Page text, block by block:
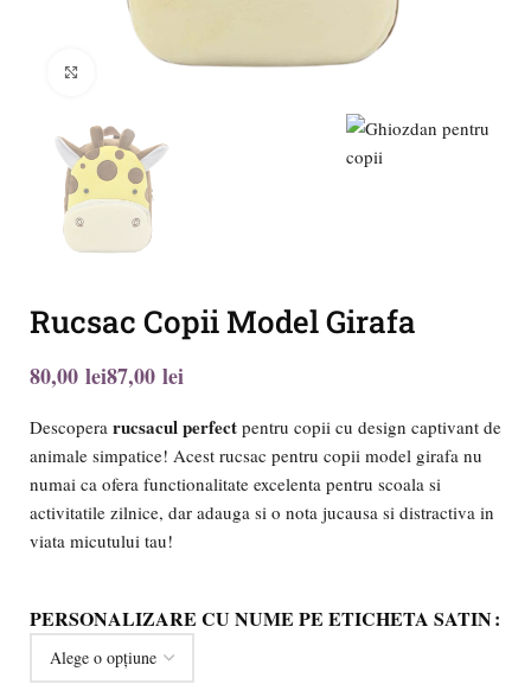
Click to enlarge
Rucsac Copii Model Girafa
lei lei
Descopera rucsacul perfect pentru copii cu design captivant de
animale simpatice! Acest rucsac pentru copii model girafa nu
numai ca ofera functionalitate excelenta pentru scoala si
activitatile zilnice, dar adauga si o nota jucausa si distractiva in
viata micutului tau!
PERSONALIZARE CU NUME PE ETICHETA SATIN